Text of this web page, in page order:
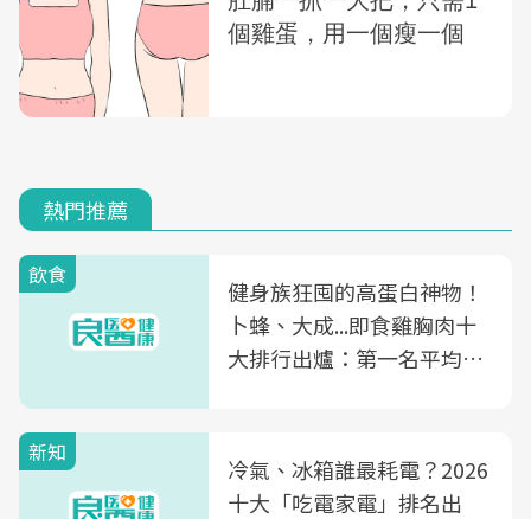
熱門推薦
飲食
健身族狂囤的高蛋白神物！
卜蜂、大成...即食雞胸肉十
大排行出爐：第一名平均一
新知
冷氣、冰箱誰最耗電？2026
十大「吃電家電」排名出